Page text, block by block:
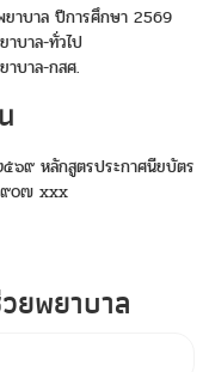
ยาบาล ปีการศึกษา 2569
าบาล-ทั่วไป
าบาล-กสศ.
๖๙ หลักสูตรประกาศนียบัตร
๙๐๗ xxx
ยพยาบาล